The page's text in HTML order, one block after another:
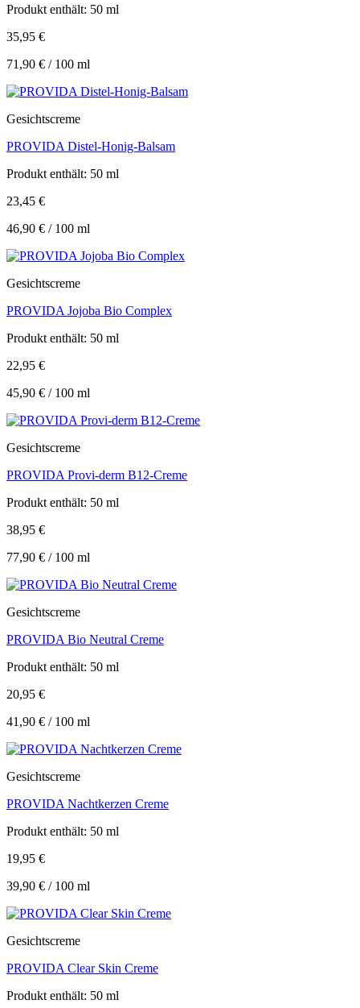
Produkt enthält: 50 ml
35,95 €
71,90 € / 100 ml
Gesichtscreme
PROVIDA Distel-Honig-Balsam
Produkt enthält: 50 ml
23,45 €
46,90 € / 100 ml
Gesichtscreme
PROVIDA Jojoba Bio Complex
Produkt enthält: 50 ml
22,95 €
45,90 € / 100 ml
Gesichtscreme
PROVIDA Provi-derm B12-Creme
Produkt enthält: 50 ml
38,95 €
77,90 € / 100 ml
Gesichtscreme
PROVIDA Bio Neutral Creme
Produkt enthält: 50 ml
20,95 €
41,90 € / 100 ml
Gesichtscreme
PROVIDA Nachtkerzen Creme
Produkt enthält: 50 ml
19,95 €
39,90 € / 100 ml
Gesichtscreme
PROVIDA Clear Skin Creme
Produkt enthält: 50 ml